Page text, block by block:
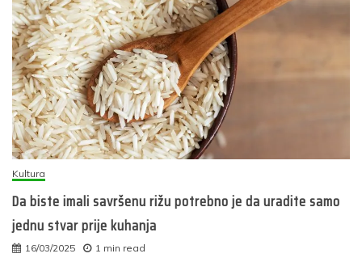
Kultura
Da biste imali savršenu rižu potrebno je da uradite samo
jednu stvar prije kuhanja
16/03/2025 1 min read